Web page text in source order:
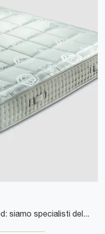
Materasso Gea di Florentiabed: siamo specialisti del buon riposo! Ottieni informazioni sui Materassi a molle insacchettate matrimoniali.